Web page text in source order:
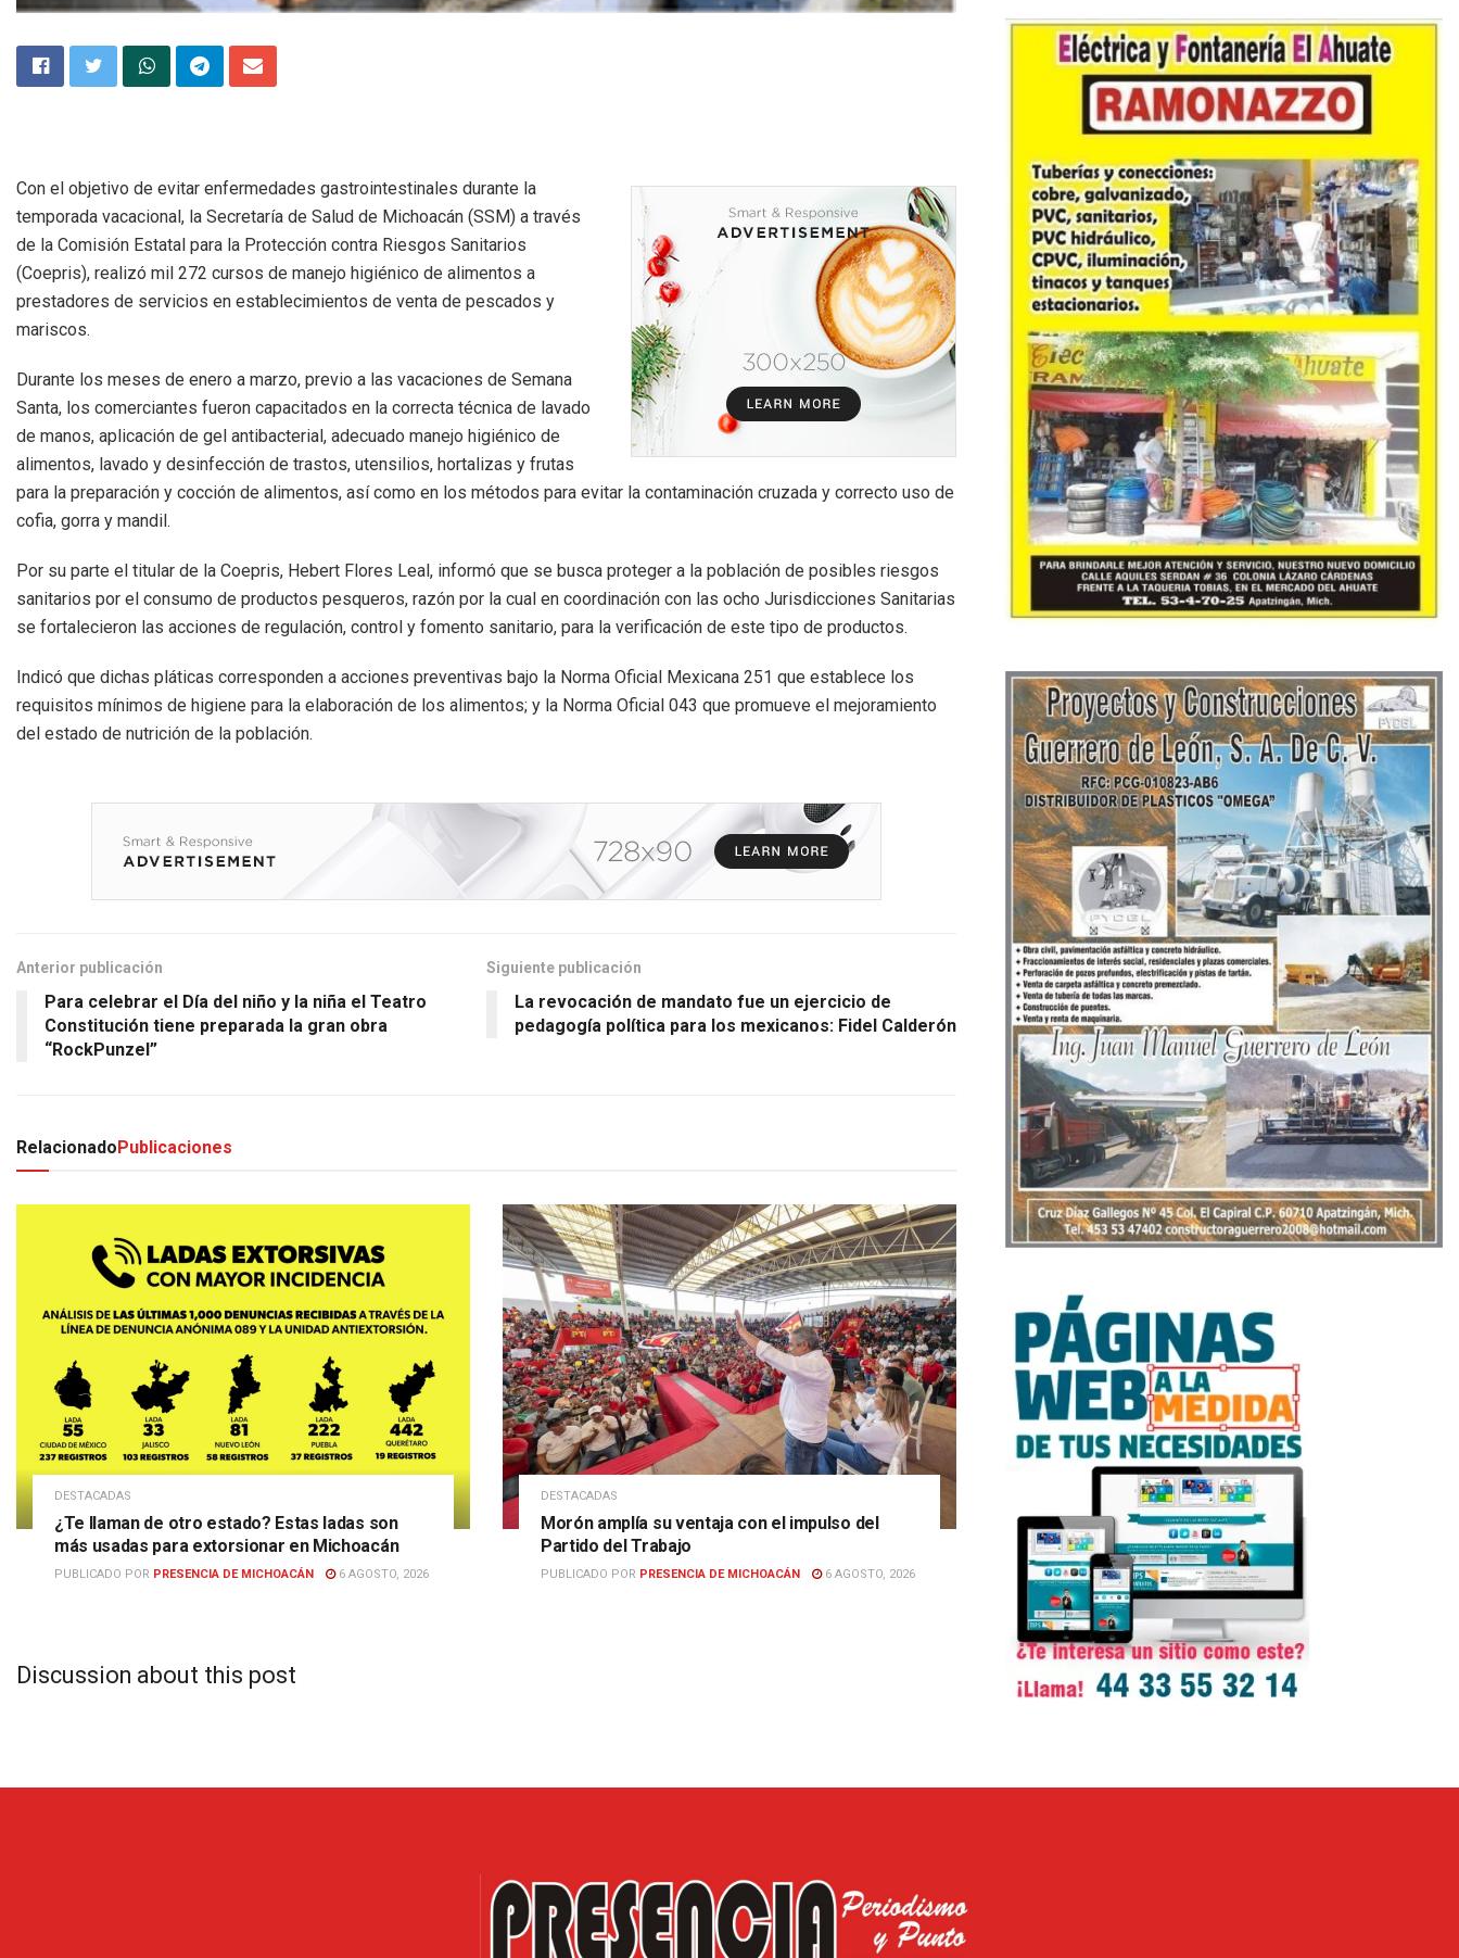
Con el objetivo de evitar enfermedades gastrointestinales durante la
temporada vacacional, la Secretaría de Salud de Michoacán (SSM) a través
de la Comisión Estatal para la Protección contra Riesgos Sanitarios
(Coepris), realizó mil 272 cursos de manejo higiénico de alimentos a
prestadores de servicios en establecimientos de venta de pescados y
mariscos.
Durante los meses de enero a marzo, previo a las vacaciones de Semana
Santa, los comerciantes fueron capacitados en la correcta técnica de lavado
de manos, aplicación de gel antibacterial, adecuado manejo higiénico de
alimentos, lavado y desinfección de trastos, utensilios, hortalizas y frutas
para la preparación y cocción de alimentos, así como en los métodos para evitar la contaminación cruzada y correcto uso de
cofia, gorra y mandil.
Por su parte el titular de la Coepris, Hebert Flores Leal, informó que se busca proteger a la población de posibles riesgos
sanitarios por el consumo de productos pesqueros, razón por la cual en coordinación con las ocho Jurisdicciones Sanitarias
se fortalecieron las acciones de regulación, control y fomento sanitario, para la verificación de este tipo de productos.
Indicó que dichas pláticas corresponden a acciones preventivas bajo la Norma Oficial Mexicana 251 que establece los
requisitos mínimos de higiene para la elaboración de los alimentos; y la Norma Oficial 043 que promueve el mejoramiento
del estado de nutrición de la población.
Anterior publicación
Para celebrar el Día del niño y la niña el Teatro
Constitución tiene preparada la gran obra
“RockPunzel”
Siguiente publicación
La revocación de mandato fue un ejercicio de
pedagogía política para los mexicanos: Fidel Calderón
Relacionado Publicaciones
DESTACADAS
¿Te llaman de otro estado? Estas ladas son
más usadas para extorsionar en Michoacán
PUBLICADO POR PRESENCIA DE MICHOACÁN 6 AGOSTO, 2026
DESTACADAS
Morón amplía su ventaja con el impulso del
Partido del Trabajo
PUBLICADO POR PRESENCIA DE MICHOACÁN 6 AGOSTO, 2026
Discussion about this post